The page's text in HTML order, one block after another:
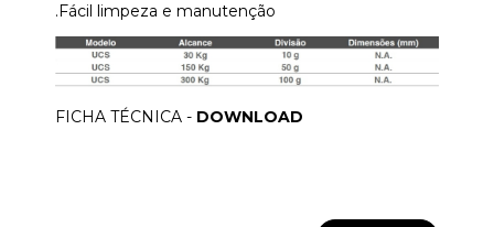
.Fácil limpeza e manutenção
FICHA TÉCNICA - DOWNLOAD